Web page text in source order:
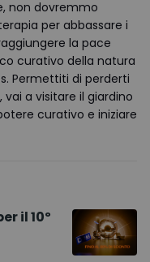
non dovremmo
per abbassare i
la pace
curativo della natura
Permettiti di perderti
vai a visitare il giardino
curativo e iniziare
il 10º